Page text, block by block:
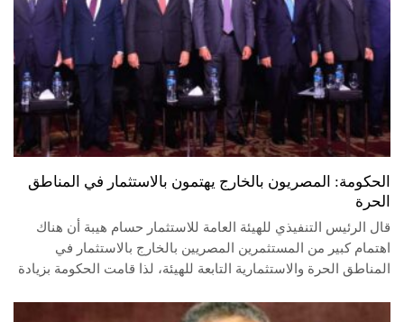
الحكومة: المصريون بالخارج يهتمون بالاستثمار في المناطق
الحرة
قال الرئيس التنفيذي للهيئة العامة للاستثمار حسام هيبة أن هناك
اهتمام كبير من المستثمرين المصريين بالخارج بالاستثمار في
المناطق الحرة والاستثمارية التابعة للهيئة، لذا قامت الحكومة بزيادة